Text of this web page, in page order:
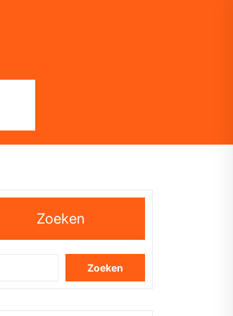
Zoeken
Zoeken